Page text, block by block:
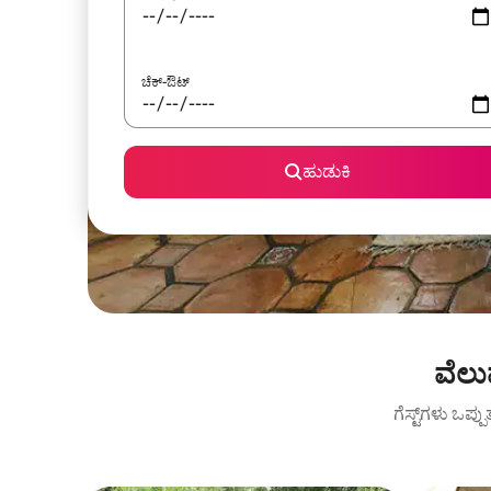
ಚೆಕ್-ಔಟ್
ಹುಡುಕಿ
ಗೆಸ್ಟ್‌ಗಳು